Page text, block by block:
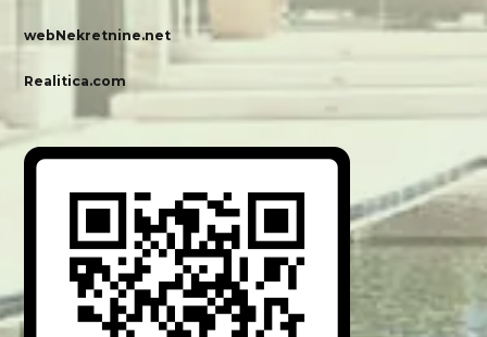
webNekretnine.net
Realitica.com